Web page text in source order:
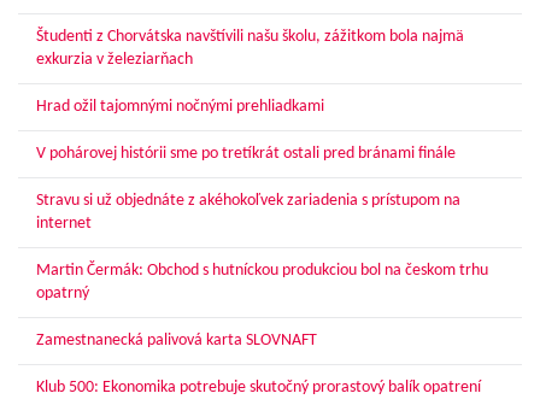
Študenti z Chorvátska navštívili našu školu, zážitkom bola najmä
exkurzia v železiarňach
Hrad ožil tajomnými nočnými prehliadkami
V pohárovej histórii sme po tretíkrát ostali pred bránami finále
Stravu si už objednáte z akéhokoľvek zariadenia s prístupom na
internet
Martin Čermák: Obchod s hutníckou produkciou bol na českom trhu
opatrný
Zamestnanecká palivová karta SLOVNAFT
Klub 500: Ekonomika potrebuje skutočný prorastový balík opatrení